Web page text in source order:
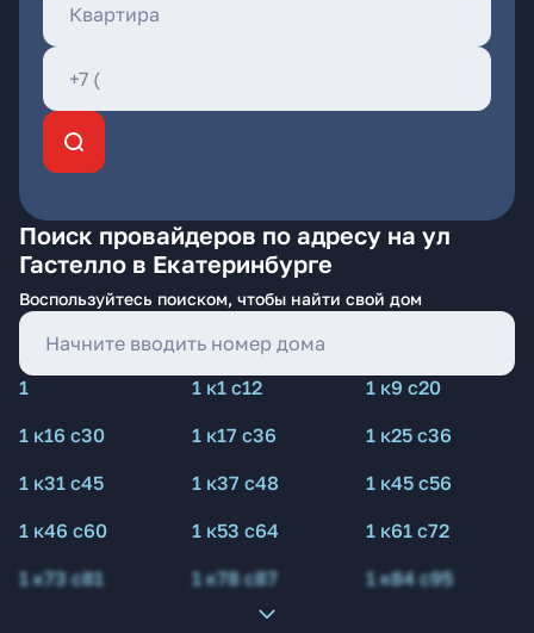
Поиск провайдеров по адресу на ул
Гастелло в Екатеринбурге
Воспользуйтесь поиском, чтобы найти свой дом
1 1 к1 с12
1 к9 с20
1 к16 с30
1 к17 с36
1 к25 с36
1 к31 с45
1 к37 с48
1 к45 с56
1 к46 с60
1 к53 с64
1 к61 с72
1 к73 с81
1 к78 с87 1 к84 с95